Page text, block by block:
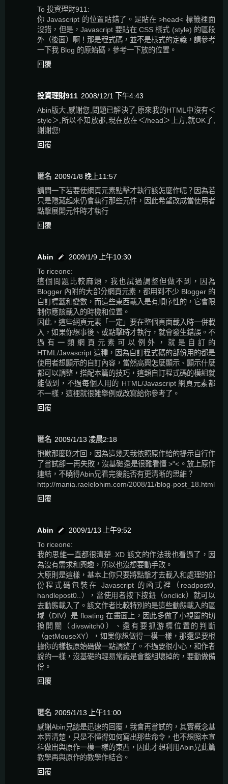
To 投資理財911:
你 Javascript 的位置貼錯了。是貼在 >head< 標籤裡面
沒錯，但是，Javascript 要貼在 CSS 樣式 (style) 的區段
外（後面）啊！那是程式碼，並不是樣式的定義，請參考
一下我 Blog 的原始碼，參考一下放的位置。
回覆
投資理財911 2008/12/1 下午4:43
Abin版大,感謝您,問題已解決了,原來我的HTML中沒有＜
style＞,所以不知放那,現在放在＜/head＞上方,就OK了,
謝謝您!
回覆
匿名 2009/1/8 晚上11:57
請問一下若要使網頁元素點擊才執行該怎麼作呢？因為若
只是隱藏起來仍會執行那些元件，因此希望改成當使用者
點擊展開元件時才執行
回覆
Abin
2009/1/9 上午10:30
To riceone:
這個問題比較麻煩，我也試過調整但做不到，因為
Blogger 內附的大部分網頁元素，都用到不少 Blogger 的
自訂標籤和變數，而這些東西載入是有順序性的，它會限
制你應該載入的時機和位置。
因此，這些網頁元素「一定」要在整個頁面載入時一併載
入，如果你想事後、或點擊時才執行，就會發生錯誤。不
過有一類網頁元素可以例外，就是自訂的
HTML/Javascript 這種，因為自訂程式碼的部份用的都是
使用者想顯示的自訂內容，當然高興怎麼顯示、顯示什麼
都可以調整，搭配本篇的技巧，這類自訂程式碼的模組就
能做到，不過每個人用的 HTML/Javascript 網頁元素都
不一樣，這裡就很難舉例或改寫給你參考了。
回覆
匿名 2009/1/13 凌晨2:18
抱歉那麼晚才回，因為這幾天我依照原作給的提示自行作
了嘗試卻一再失敗，沒基礎還是很難看懂 >"<。放上原作
連結，不曉得Abin兄看完後能否有更清晰的思維？
http://mania.raelelohim.com/2008/11/blog-post_18.html
回覆
Abin
2009/1/13 上午9:52
To riceone:
我的思維一直都很清楚..XD 該文的作法我也看過了，因
為沒有需求和興趣，所以也沒想要動手改。
大原則是這樣，基本上你只要將點擊才去載入和處理的部
份程式碼包裝在 Javascript 的函式裡（readpost0,
handlepost0..），當使用者按下按鈕（onclick）就可以
去動態載入了。該文作者比較特別的是這些動態載入的區
域（DIV）是 floating 在畫面上，因此多做了小視窗的切
換開關（divswitch0）、還有要抓游標位置的判斷
（getMouseXY），如果你想做得一模一樣，那還是要根
據你的樣板原始碼做一點調整了。不過要很小心，和作者
說的一樣，沒基礎的輕易常識是會整組壞掉的，要勤做備
份。
回覆
匿名 2009/1/13 上午11:00
感謝Abin兄總是迅速的回覆，我會再嘗試的，其實概念基
本算清楚，只是不懂得如何寫出那些命令，也不想照本宣
科做出與原作一模一樣的東西，因此才想利用Abin兄此篇
教學再與原作的教學作結合。
回覆